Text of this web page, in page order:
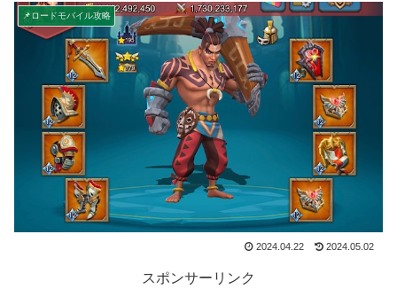
📌ロードモバイル攻略
2024.04.22 2024.05.02
スポンサーリンク